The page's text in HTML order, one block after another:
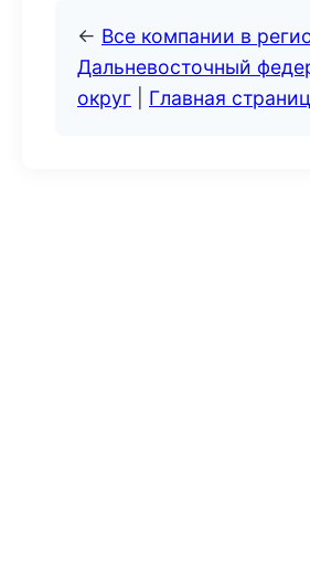
← Все компании в
Дальневосточный
округ
Главная